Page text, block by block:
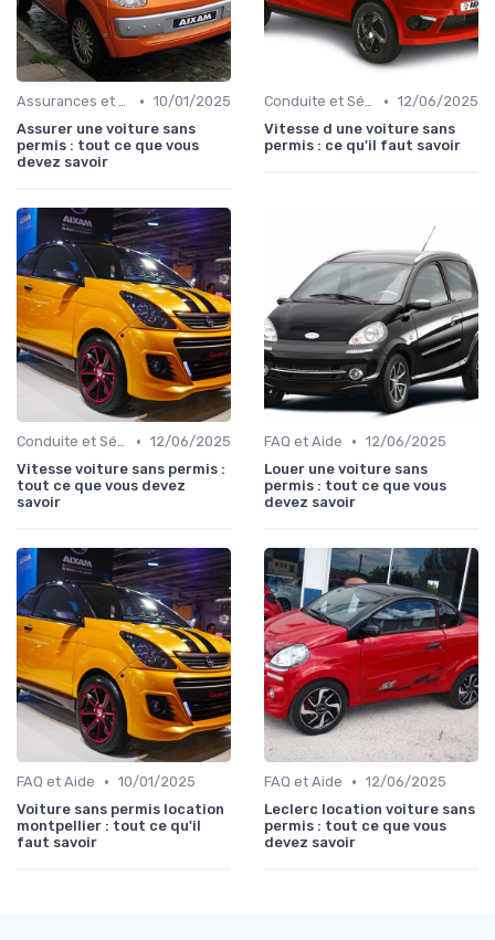
Assurances et Couvertures • 10/01/2025
Assurer une voiture sans
permis : tout ce que vous
devez savoir
Conduite et Sécurité • 12/06/2025
Vitesse d une voiture sans
permis : ce qu'il faut savoir
Conduite et Sécurité • 12/06/2025
Vitesse voiture sans permis :
tout ce que vous devez
savoir
FAQ et Aide • 12/06/2025
Louer une voiture sans
permis : tout ce que vous
devez savoir
FAQ et Aide • 10/01/2025
Voiture sans permis location
montpellier : tout ce qu'il
faut savoir
FAQ et Aide • 12/06/2025
Leclerc location voiture sans
permis : tout ce que vous
devez savoir